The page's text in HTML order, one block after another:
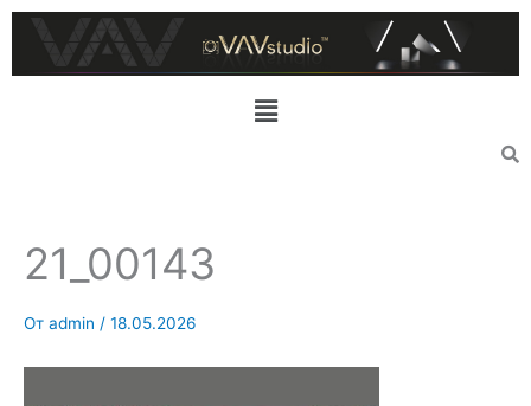
Перейти
содержимому
Меню
21_00143
От admin / 18.05.2026